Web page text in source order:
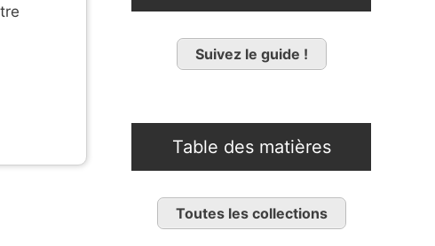
Suivez le guide !
Table des matières
Toutes les collections